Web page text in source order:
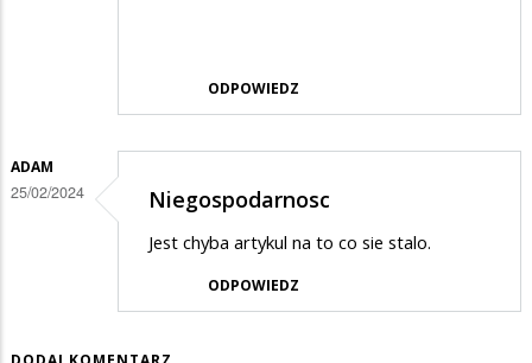
ODPOWIEDZ
ADAM
25/02/2024 Niegospodarnosc
Jest chyba artykul na to co sie stalo.
ODPOWIEDZ